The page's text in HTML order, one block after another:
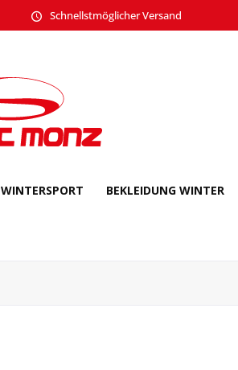
Schnellstmöglicher Versand
WINTERSPORT BEKLEIDUNG WINTER